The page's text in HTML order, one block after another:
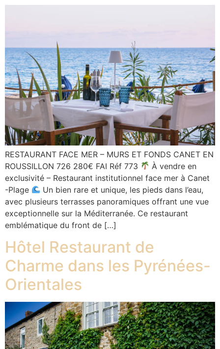
RESTAURANT FACE MER – MURS ET FONDS CANET EN
ROUSSILLON 726 280€ FAI Réf 773
À vendre en
exclusivité – Restaurant institutionnel face mer à Canet
-Plage
Un bien rare et unique, les pieds dans l’eau,
avec plusieurs terrasses panoramiques offrant une vue
exceptionnelle sur la Méditerranée. Ce restaurant
emblématique du front de […]
Hôtel Restaurant de
Charme dans les Pyrénées-
Orientales